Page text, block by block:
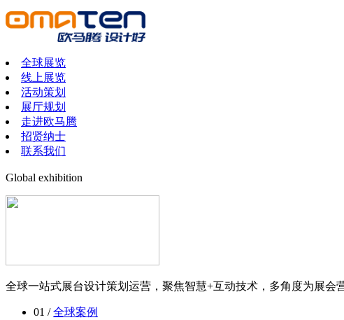
全球展览
线上展览
活动策划
展厅规划
走进欧马腾
招贤纳士
联系我们
Global exhibition
全球一站式展台设计策划运营，聚焦智慧+互动技术，多角度为展会
01 /全球案例